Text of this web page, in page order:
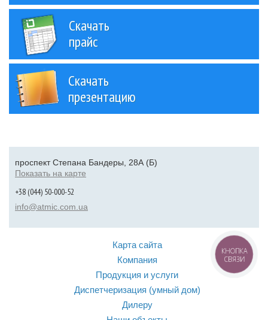
Скачать
прайс
Скачать
презентацию
проспект Степана Бандеры, 28А (Б)
Показать на карте
+38 (044) 50-000-52
info@atmic.com.ua
Карта сайта
Компания
Продукция и услуги
Диспетчеризация (умный дом)
Дилеру
КНОПКА
СВЯЗИ